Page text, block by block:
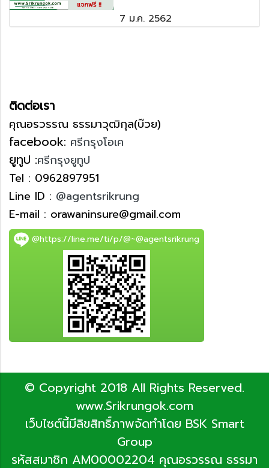
7 ม.ค. 2562
ติดต่อเรา
คุณอรวรรณ ธรรมาวุฒิกุล(บ๊วย)
facebook: ศรีกรุงโอเค
ยูทูป :ศรีกรุงยูทูป
Tel : 0962897951
Line ID : @agentsrikrung
E-mail : orawaninsure@gmail.com
@https://line.me/ti/p/@~@agentsrikrung
© Copyright 2018 All Rights Reserved.
www.Srikrungok.com
เว็บไซต์นี้มีลิขสิทธิ์ภาพจัดทำโดย BSK Smart
Group
รหัสสมาชิก AM00002204 คุณอรวรรณ ธรรมา